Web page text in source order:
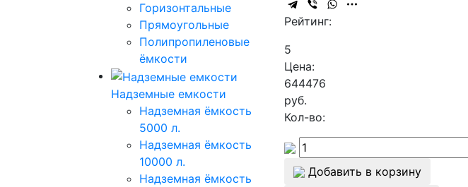
Горизонтальные
Прямоугольные
Полипропиленовые
ёмкости
Надземные емкости
Надземная ёмкость
5000 л.
Надземная ёмкость
10000 л.
Надземная ёмкость
Рейтинг:
5
Цена:
644476
руб.
Кол-во:
Добавить в корзину